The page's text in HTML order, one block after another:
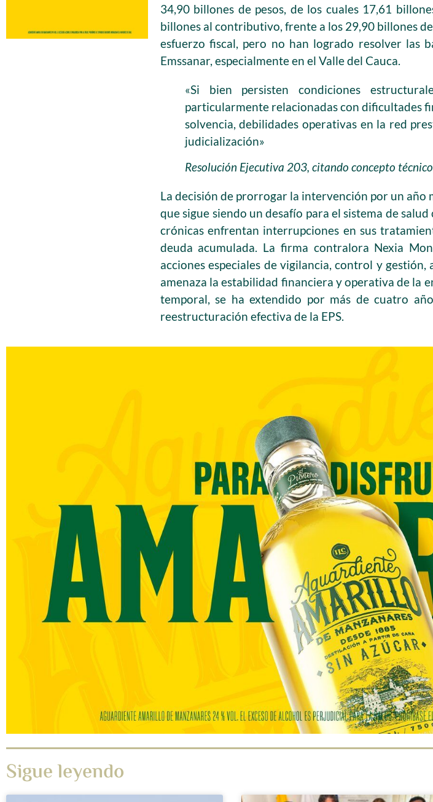
34,90 billones de pesos, de los cuales 17,61
billones al contributivo, frente a los 29,90 billones
esfuerzo fiscal, pero no han logrado resolver las
Emssanar, especialmente en el Valle del Cauca.
«Si bien persisten condiciones
particularmente relacionadas con dificultades
solvencia, debilidades operativas en la red
judicialización»
Resolución Ejecutiva 203, citando concepto
La decisión de prorrogar la intervención por un año
que sigue siendo un desafío para el sistema de
crónicas enfrentan interrupciones en sus
deuda acumulada. La firma contralora Nexia
acciones especiales de vigilancia, control y
amenaza la estabilidad financiera y operativa de la
temporal, se ha extendido por más de cuatro
reestructuración efectiva de la EPS.
Sigue leyendo